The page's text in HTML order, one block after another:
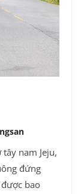
nam Jeju,
đứng
bao